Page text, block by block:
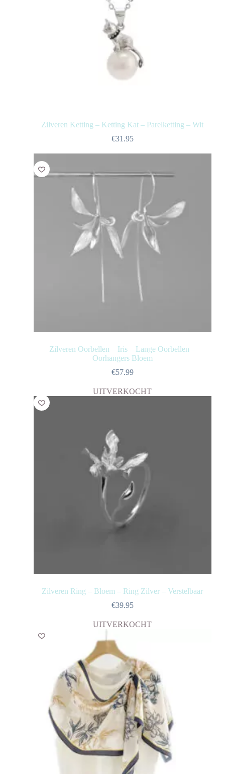
Zilveren Ketting – Ketting Kat – Parelketting – Wit
€31.95
Zilveren Oorbellen – Iris – Lange Oorbellen –
Oorhangers Bloem
€57.99
UITVERKOCHT
Zilveren Ring – Bloem – Ring Zilver – Verstelbaar
€39.95
UITVERKOCHT